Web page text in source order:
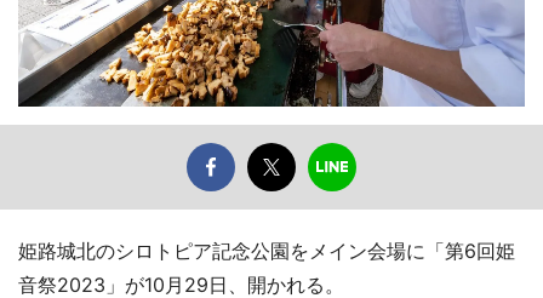
姫路城北のシロトピア記念公園をメイン会場に「第6回姫
音祭2023」が10月29日、開かれる。